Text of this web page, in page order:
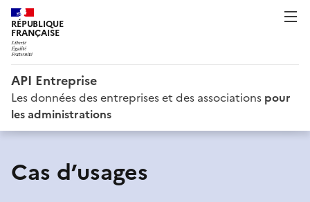
RÉPUBLIQUE
FRANÇAISE
API Entreprise
Les données des entreprises et des associations pour
les administrations
Cas d’usages